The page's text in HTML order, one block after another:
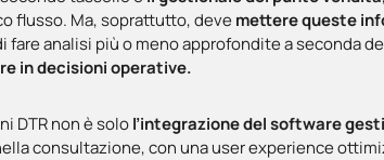
flusso. Ma, soprattutto, devemettere queste
fare analisi più o meno approfondite a seconda
in decisioni operative.
DTR non è solol’integrazione del software
consultazione, con una user experience